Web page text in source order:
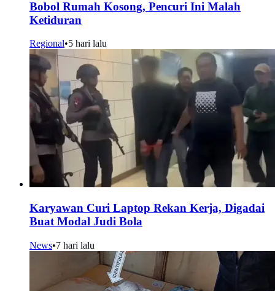
Bobol Rumah Kosong, Pencuri Ini Malah
Ketiduran
Regional•5 hari lalu
Karyawan Curi Laptop Rekan Kerja, Digadai
Buat Modal Judi Bola
News•7 hari lalu